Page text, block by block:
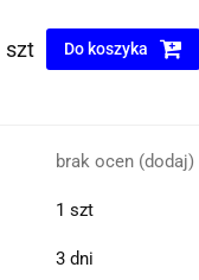
szt Do koszyka
brak ocen (dodaj)
1 szt
3 dni